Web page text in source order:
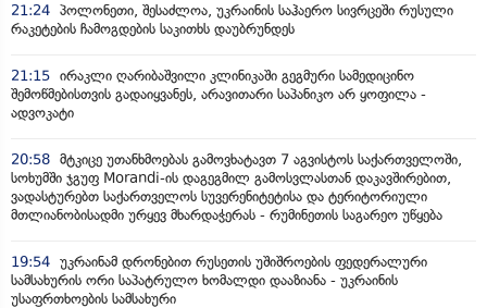
21:24 პოლონეთი, შესაძლოა, უკრაინის საჰაერო სივრცეში რუსული
რაკეტების ჩამოგდების საკითხს დაუბრუნდეს
21:15 ირაკლი ღარიბაშვილი კლინიკაში გეგმური სამედიცინო
შემოწმებისთვის გადაიყვანეს, არავითარი საპანიკო არ ყოფილა -
ადვოკატი
20:58 მტკიცე უთანხმოებას გამოვხატავთ 7 აგვისტოს საქართველოში,
სოხუმში ჯგუფ Morandi-ის დაგეგმილ გამოსვლასთან დაკავშირებით,
ვადასტურებთ საქართველოს სუვერენიტეტისა და ტერიტორიული
მთლიანობისადმი ურყევ მხარდაჭერას - რუმინეთის საგარეო უწყება
19:54 უკრაინამ დრონებით რუსეთის უშიშროების ფედერალური
სამსახურის ორი საპატრულო ხომალდი დააზიანა - უკრაინის
უსაფრთხოების სამსახური